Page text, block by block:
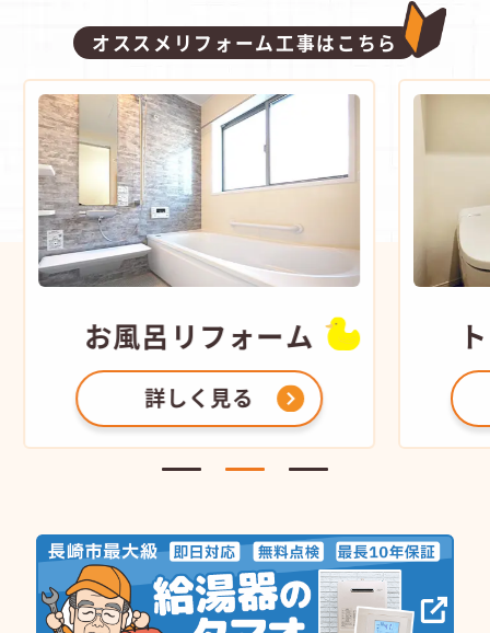
オススメリフォーム工事はこちら
お風呂 リフォーム
詳しく見る